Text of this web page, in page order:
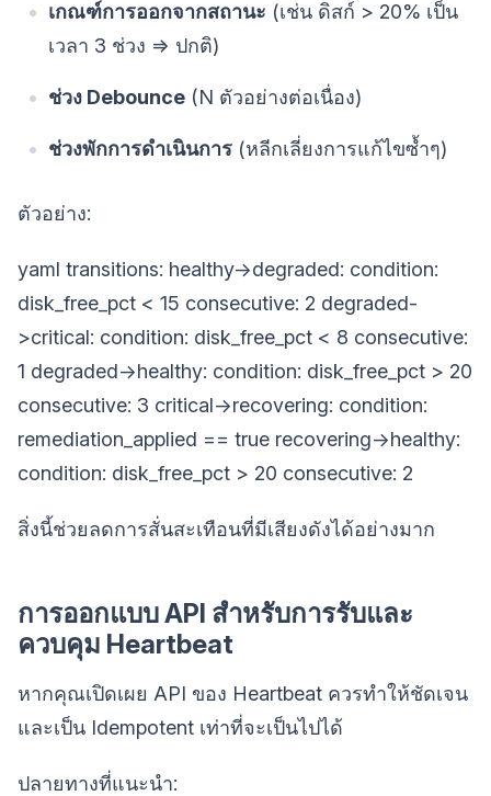
เกณฑ์การออกจากสถานะ (เช่น ดิสก์ > 20% เป็น
เวลา 3 ช่วง => ปกติ)
ช่วง Debounce (N ตัวอย่างต่อเนื่อง)
ช่วงพักการดำเนินการ (หลีกเลี่ยงการแก้ไขซ้ำๆ)
ตัวอย่าง:
yaml transitions: healthy->degraded: condition:
disk_free_pct < 15 consecutive: 2 degraded-
>critical: condition: disk_free_pct < 8 consecutive:
1 degraded->healthy: condition: disk_free_pct > 20
consecutive: 3 critical->recovering: condition:
remediation_applied == true recovering->healthy:
condition: disk_free_pct > 20 consecutive: 2
สิ่งนี้ช่วยลดการสั่นสะเทือนที่มีเสียงดังได้อย่างมาก
การออกแบบ API สำหรับการรับและ
ควบคุม Heartbeat
หากคุณเปิดเผย API ของ Heartbeat ควรทำให้ชัดเจน
และเป็น Idempotent เท่าที่จะเป็นไปได้
ปลายทางที่แนะนำ: